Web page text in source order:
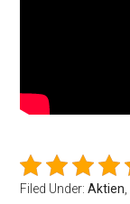
Filed Under:Aktien